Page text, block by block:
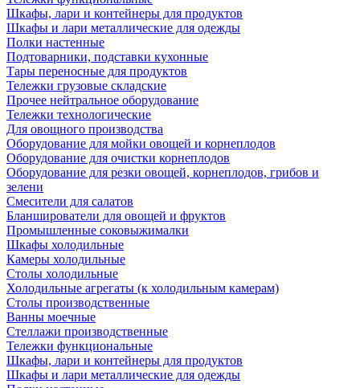
Шкафы, лари и контейнеры для продуктов
Шкафы и лари металлические для одежды
Полки настенные
Подтоварники, подставки кухонные
Тары переносные для продуктов
Тележки грузовые складские
Прочее нейтральное оборудование
Тележки технологические
Для овощного производства
Оборудование для мойки овощей и корнеплодов
Оборудование для очистки корнеплодов
Оборудование для резки овощей, корнеплодов, грибов и
зелени
Смесители для салатов
Бланширователи для овощей и фруктов
Промышленные соковыжималки
Шкафы холодильные
Камеры холодильные
Столы холодильные
Холодильные агрегаты (к холодильным камерам)
Столы производственные
Ванны моечные
Стеллажи производственные
Тележки функциональные
Шкафы, лари и контейнеры для продуктов
Шкафы и лари металлические для одежды